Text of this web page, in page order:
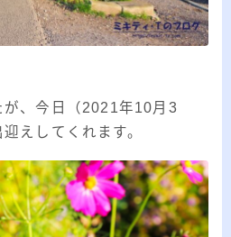
、今日（2021年10月3
えしてくれます。